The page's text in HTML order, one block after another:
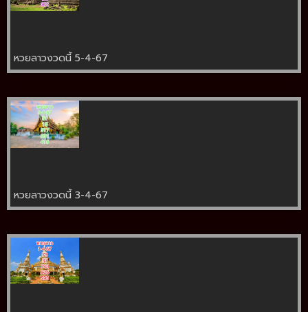
หวยลาวงวดนี้ 5-4-67
หวยลาวงวดนี้ 3-4-67